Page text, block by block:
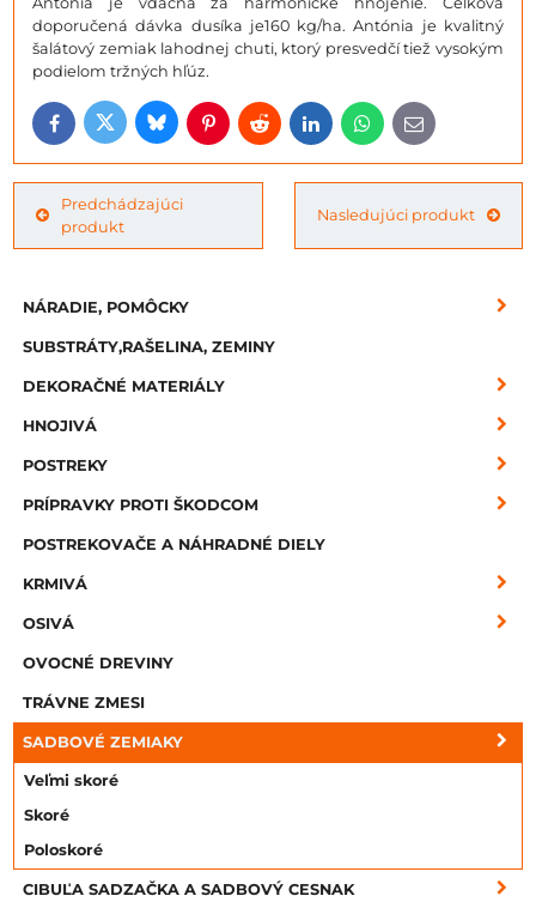
doporučená dávka dusíka je160 kg/ha. Antónia je kvalitný
šalátový zemiak lahodnej chuti, ktorý presvedčí tiež vysokým
podielom tržných hľúz.
FacebookTwitterBlueskyPinterestRedditLinkedInWhatsApp
E-
mail
Predchádzajúci
produkt
Nasledujúci produkt
NÁRADIE, POMÔCKY
SUBSTRÁTY,RAŠELINA, ZEMINY
DEKORAČNÉ MATERIÁLY
HNOJIVÁ
POSTREKY
PRÍPRAVKY PROTI ŠKODCOM
POSTREKOVAČE A NÁHRADNÉ DIELY
KRMIVÁ
OSIVÁ
OVOCNÉ DREVINY
TRÁVNE ZMESI
SADBOVÉ ZEMIAKY
Veľmi skoré
Skoré
Poloskoré
CIBUĽA SADZAČKA A SADBOVÝ CESNAK